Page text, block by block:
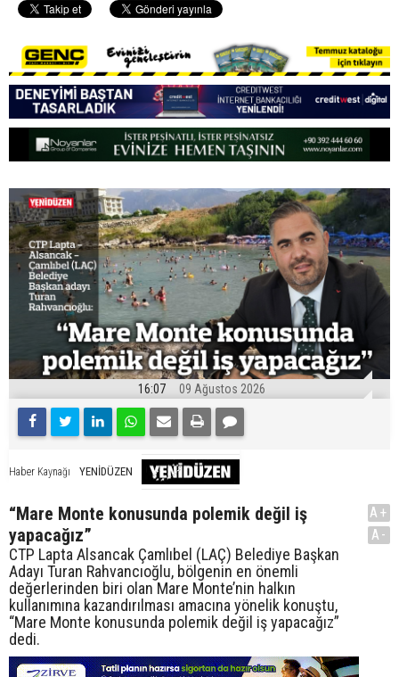
16:07 09 Ağustos 2026
Haber Kaynağı YENİDÜZEN
“Mare Monte konusunda polemik değil iş
yapacağız”
CTP Lapta Alsancak Çamlıbel (LAÇ) Belediye Başkan
Adayı Turan Rahvancıoğlu, bölgenin en önemli
değerlerinden biri olan Mare Monte’nin halkın
kullanımına kazandırılması amacına yönelik konuştu,
“Mare Monte konusunda polemik değil iş yapacağız”
dedi.
A+
A-